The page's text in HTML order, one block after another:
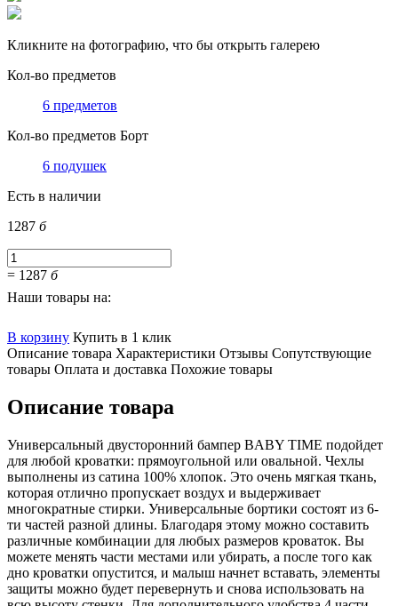
Кликните на фотографию, что бы открыть галерею
Кол-во предметов
6 предметов
Кол-во предметов Борт
6 подушек
Есть в наличии
1287 б
= 1287 б
Наши товары на:
В корзину Купить в 1 клик
Описание товара Характеристики Отзывы Сопутствующие
товары Оплата и доставка Похожие товары
Описание товара
Универсальный двусторонний бампер BABY TIME подойдет
для любой кроватки: прямоугольной или овальной. Чехлы
выполнены из сатина 100% хлопок. Это очень мягкая ткань,
которая отлично пропускает воздух и выдерживает
многократные стирки. Универсальные бортики состоят из 6-
ти частей разной длины. Благодаря этому можно составить
различные комбинации для любых размеров кроваток. Вы
можете менять части местами или убирать, а после того как
дно кроватки опустится, и малыш начнет вставать, элементы
защиты можно будет перевернуть и снова использовать на